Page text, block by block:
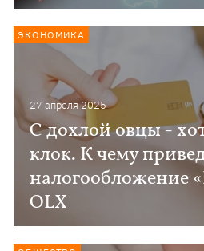
27 апреля 2025
С дохлой овцы -
клок. К чему
налогообложение
OLX
ЭКОНОМИКА